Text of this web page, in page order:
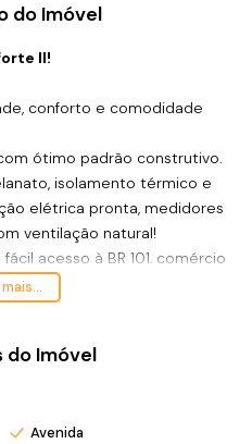
do Imóvel
II!
conforto e comodidade
ótimo padrão construtivo.
isolamento térmico e
elétrica pronta, medidores
ventilação natural!
acesso à BR 101, comércio
a poucos metros da praia!
semana e feriados com pré
9 9705-6188. Siga meu
do Imóvel
Avenida